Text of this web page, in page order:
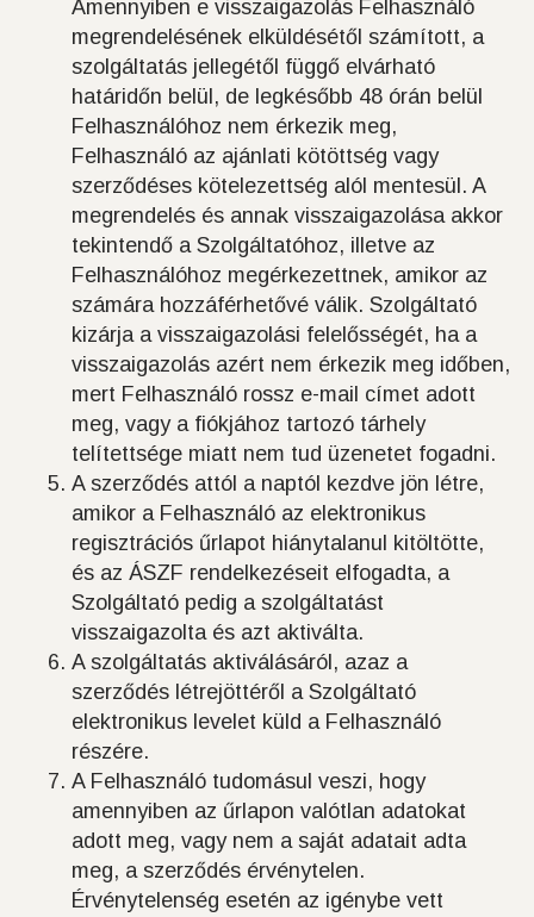
Amennyiben e visszaigazolás Felhasználó
megrendelésének elküldésétől számított, a
szolgáltatás jellegétől függő elvárható
határidőn belül, de legkésőbb 48 órán belül
Felhasználóhoz nem érkezik meg,
Felhasználó az ajánlati kötöttség vagy
szerződéses kötelezettség alól mentesül. A
megrendelés és annak visszaigazolása akkor
tekintendő a Szolgáltatóhoz, illetve az
Felhasználóhoz megérkezettnek, amikor az
számára hozzáférhetővé válik. Szolgáltató
kizárja a visszaigazolási felelősségét, ha a
visszaigazolás azért nem érkezik meg időben,
mert Felhasználó rossz e-mail címet adott
meg, vagy a fiókjához tartozó tárhely
telítettsége miatt nem tud üzenetet fogadni.
A szerződés attól a naptól kezdve jön létre,
amikor a Felhasználó az elektronikus
regisztrációs űrlapot hiánytalanul kitöltötte,
és az ÁSZF rendelkezéseit elfogadta, a
Szolgáltató pedig a szolgáltatást
visszaigazolta és azt aktiválta.
A szolgáltatás aktiválásáról, azaz a
szerződés létrejöttéről a Szolgáltató
elektronikus levelet küld a Felhasználó
részére.
A Felhasználó tudomásul veszi, hogy
amennyiben az űrlapon valótlan adatokat
adott meg, vagy nem a saját adatait adta
meg, a szerződés érvénytelen.
Érvénytelenség esetén az igénybe vett